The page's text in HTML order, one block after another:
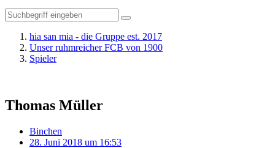
hia san mia - die Gruppe est. 2017
Unser ruhmreicher FCB von 1900
Spieler
Thomas Müller
Binchen
28. Juni 2018 um 16:53